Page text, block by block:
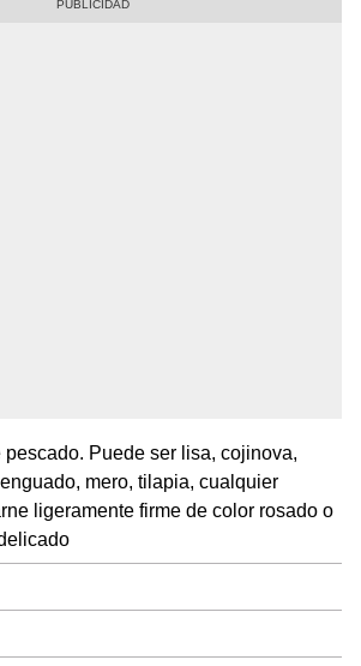
pescado. Puede ser lisa, cojinova,
mero, tilapia, cualquier
ligeramente firme de color rosado o